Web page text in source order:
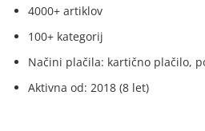
4000+ artiklov
100+ kategorij
Načini plačila: kartično plačilo,
Aktivna od: 2018 (8 let)